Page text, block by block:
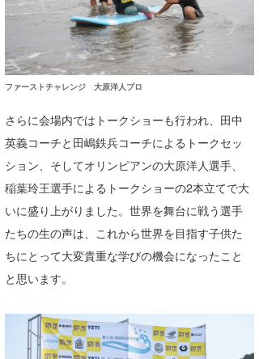
ファーストチャレンジ 大原洋人プロ
さらに会場内ではトークショーも行われ、田中
英義コーチと田嶋鉄兵コーチによるトークセッ
ション、そしてオリンピアンの大原洋人選手、
稲葉玲王選手によるトークショーの2本立てで大
いに盛り上がりました。世界を舞台に戦う選手
たちの生の声は、これから世界を目指す子供た
ちにとって大変貴重な学びの機会になったこと
と思います。